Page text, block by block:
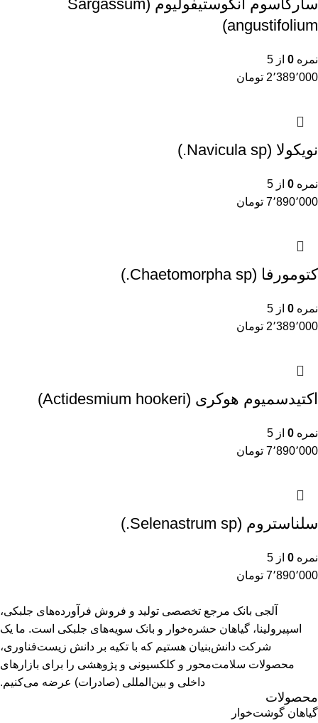
سارگاسوم آنگوستیفولیوم (Sargassum
angustifolium)
نمره 0 از 5
2٬389٬000 تومان
نویکولا (Navicula sp.)
نمره 0 از 5
7٬890٬000 تومان
کتومورفا (Chaetomorpha sp.)
نمره 0 از 5
2٬389٬000 تومان
اکتیدسمیوم هوکری (Actidesmium hookeri)
نمره 0 از 5
7٬890٬000 تومان
سلناستروم (Selenastrum sp.)
نمره 0 از 5
7٬890٬000 تومان
آلجی بانک مرجع تخصصی تولید و فروش فرآورده‌های جلبکی،
اسپیرولینا، گیاهان حشره‌خوار و بانک سویه‌های جلبکی است. ما یک
شرکت دانش‌بنیان هستیم که با تکیه بر دانش زیست‌فناوری،
محصولات سلامت‌محور و کلکسیونی و پژوهشی را برای بازارهای
داخلی و بین‌المللی (صادرات) عرضه می‌کنیم.
محصولات
گیاهان گوشت‌خوار